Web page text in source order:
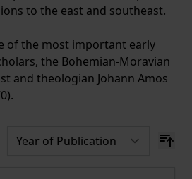
to the east and southeast.
of the most important early
the Bohemian-Moravian
and theologian Johann Amos